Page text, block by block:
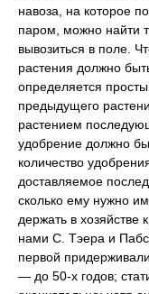
навоза, на которое
паром, можно найти
вывозиться в поле.
растения должно
определяется
предыдущего
растением
удобрение должно
количество
доставляемое
сколько ему нужно
держать в хозяйстве
нами С. Тэера и
первой
— до 50-х годов;